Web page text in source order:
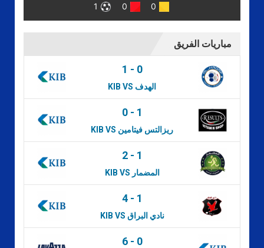
0
0
1
مباريات الفريق
1 - 0
KIB VS الهدف
0- 1
KIB VS ريزالتس فيتامين
2- 1
KIB VS المضمار
4- 1
KIB VS نادي البراق
6- 0